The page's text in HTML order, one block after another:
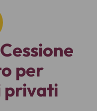
per
privati